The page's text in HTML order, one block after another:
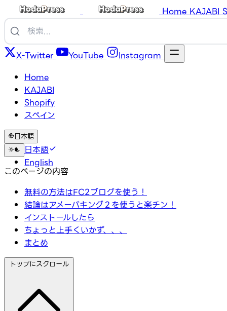
Home KAJABI
X-Twitter YouTube
Instagram
Home
KAJABI
Shopify
スペイン
日本語
日本語
English
このページの内容
無料の方法はFC2ブログを使う！
結論はアメーバキング２を使うと楽チン！
インストールしたら
ちょっと上手くいかず、、、
まとめ
トップにスクロール